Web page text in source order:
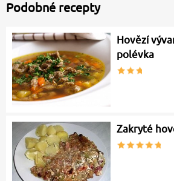
Podobné recepty
Hovězí
polévka
Zakryté